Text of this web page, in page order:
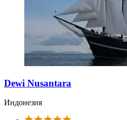
Dewi Nusantara
Индонезия